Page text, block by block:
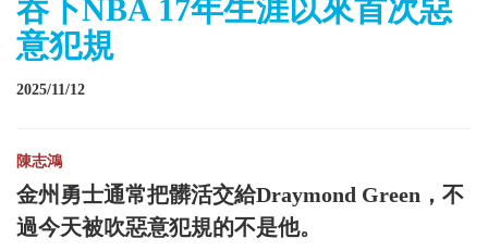
吞下NBA 17年生涯以來首次惡
意犯規
2025/11/12
陳志鴻
金州勇士通常把髒活交給Draymond Green，不
過今天被吹惡意犯規的不是他。